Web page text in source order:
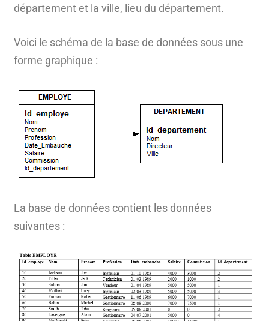
département et la ville, lieu du département.
Voici le schéma de la base de données sous une
forme graphique :
La base de données contient les données
suivantes :